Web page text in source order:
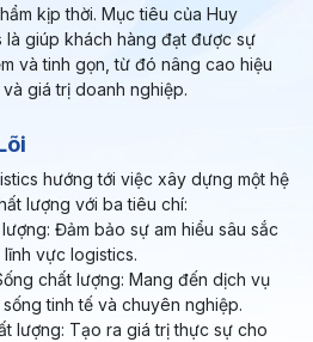
kịp thời. Mục tiêu của Huy
là giúp khách hàng đạt được sự
và tinh gọn, từ đó nâng cao hiệu
giá trị doanh nghiệp.
hướng tới việc xây dựng một hệ
lượng với ba tiêu chí:
Đảm bảo sự am hiểu sâu sắc
vực logistics.
chất lượng: Mang đến dịch vụ
tinh tế và chuyên nghiệp.
lượng: Tạo ra giá trị thực sự cho